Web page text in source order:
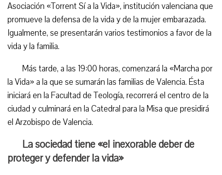
Asociación «Torrent Sí a la Vida», institución valenciana que
promueve la defensa de la vida y de la mujer embarazada.
Igualmente, se presentarán varios testimonios a favor de la
vida y la familia.
Más tarde, a las 19:00 horas, comenzará la «Marcha por
la Vida» a la que se sumarán las familias de Valencia. Ésta
iniciará en la Facultad de Teología, recorrerá el centro de la
ciudad y culminará en la Catedral para la Misa que presidirá
el Arzobispo de Valencia.
La sociedad tiene «el inexorable deber de
proteger y defender la vida»